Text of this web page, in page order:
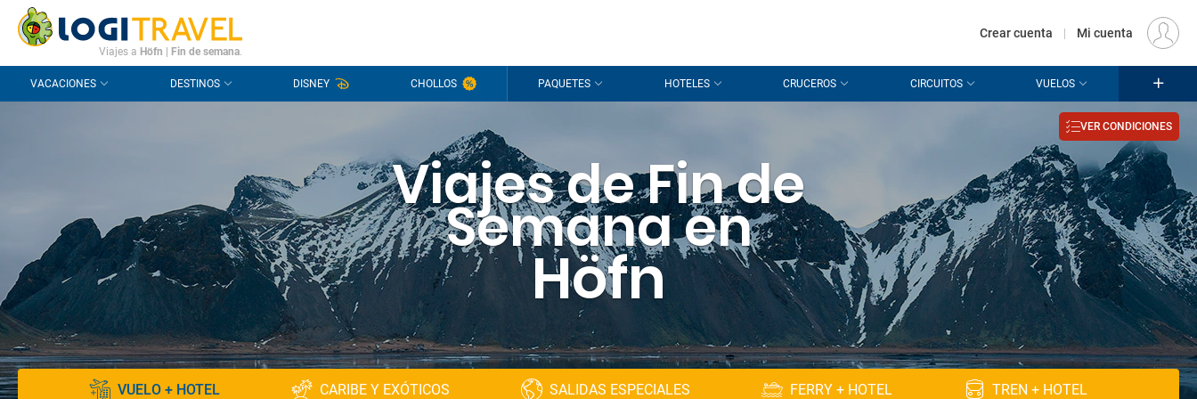
CONTACTO PREGUNTAS FRECUENTES EUR
Viajes a Höfn Fin de semana.
Crear cuenta | Mi cuenta
VACACIONES DESTINOS DISNEY CHOLLOS PAQUETES HOTELES CRUCEROS CIRCUITOS VUELOS
Viajes de Fin de
Semana en
Höfn
VER CONDICIONES
VUELO + HOTEL CARIBE Y EXÓTICOS SALIDAS ESPECIALES FERRY + HOTEL TREN + HOTEL